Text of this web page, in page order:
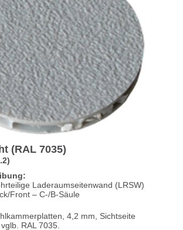
(RAL 7035)
Laderaumseitenwand (LRSW)
Front – C-/B-Säule
4,2 mm, Sichtseite
RAL 7035.